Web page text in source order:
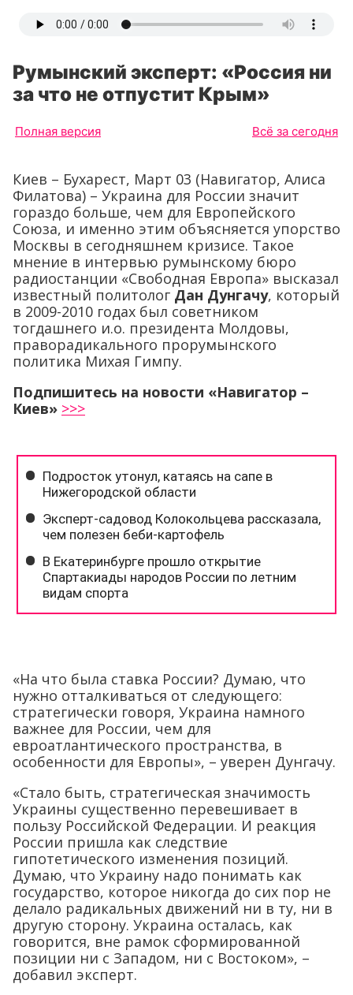
Румынский эксперт: «Россия ни
за что не отпустит Крым»
Полная версия Всё за сегодня
Киев – Бухарест, Март 03 (Навигатор, Алиса
Филатова) – Украина для России значит
гораздо больше, чем для Европейского
Союза, и именно этим объясняется упорство
Москвы в сегодняшнем кризисе. Такое
мнение в интервью румынскому бюро
радиостанции «Свободная Европа» высказал
известный политолог Дан Дунгачу, который
в 2009-2010 годах был советником
тогдашнего и.о. президента Молдовы,
праворадикального прорумынского
политика Михая Гимпу.
Подпишитесь на новости «Навигатор –
Киев» >>>
«На что была ставка России? Думаю, что
нужно отталкиваться от следующего:
стратегически говоря, Украина намного
важнее для России, чем для
евроатлантического пространства, в
особенности для Европы», – уверен Дунгачу.
«Стало быть, стратегическая значимость
Украины существенно перевешивает в
пользу Российской Федерации. И реакция
России пришла как следствие
гипотетического изменения позиций.
Думаю, что Украину надо понимать как
государство, которое никогда до сих пор не
делало радикальных движений ни в ту, ни в
другую сторону. Украина осталась, как
говорится, вне рамок сформированной
позиции ни с Западом, ни с Востоком», –
добавил эксперт.